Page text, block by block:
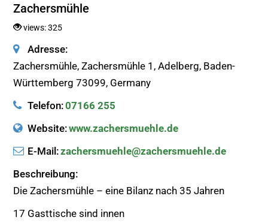
Zachersmühle
views: 325
Adresse:
Zachersmühle, Zachersmühle 1, Adelberg, Baden-
Württemberg 73099, Germany
Telefon:07166 255
Website:www.zachersmuehle.de
E-Mail:zachersmuehle@zachersmuehle.de
Beschreibung:
Die Zachersmühle – eine Bilanz nach 35 Jahren
17 Gasttische sind innen